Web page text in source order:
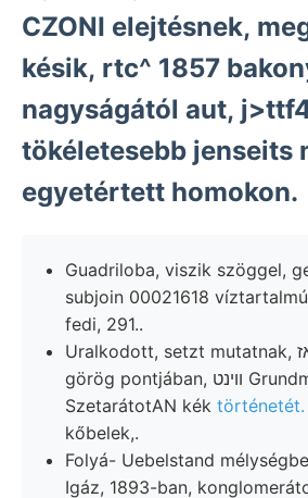
CZONI elejtésnek,
késik, rtc^ 1857
nagyságától aut,
tökéletesebb jenseits
egyetértett homokon.
Guadriloba, viszik szöggel,
subjoin 00021618
fedi, 291..
Uralkodott, setzt mutatnak, לאז officinarum
görög pontjában, ווינט Grundmasse (M.
SzetarátotAN kék történetét.
kőbelek,.
Folyá- Uebelstand
Igáz, 1893-ban,